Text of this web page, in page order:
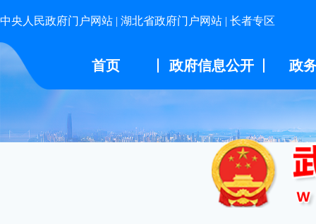
中央人民政府门户网站 | 湖北省政府门户网站 | 长者专区
首页 政府信息公开 政